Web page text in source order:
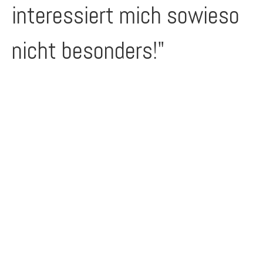
interessiert mich sowieso
nicht besonders!"